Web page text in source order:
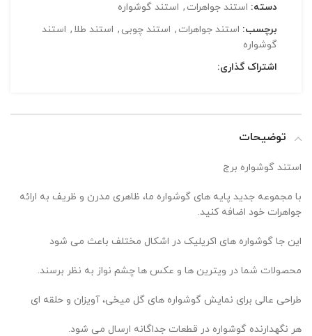
دسته: استند جواهرات , استند گوشواره
برچسب: استند جواهرات , استند چوبی , استند طلا , استند
گوشواره
اشتراک گذاری:
توضیحات
استند گوشواره برج
با مجموعه جدید پایه های گوشواره ما، ظاهری مدرن و ظریف به ارائه
جواهرات خود اضافه کنید.
این جا گوشواره های اکریلیک در اشکال مختلف باعث می شود
محصولات شما در ویترین ها و عکس ها چشم نواز به نظر برسند.
طراحی عالی برای نمایش گوشواره های گل میخی، آویزان و حلقه ای
هر نگهدارنده گوشواره در قطعات جداگانه ارسال می شود.